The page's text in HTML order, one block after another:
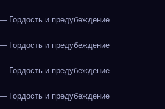
Гордость и предубеждение
Гордость и предубеждение
Гордость и предубеждение
Гордость и предубеждение